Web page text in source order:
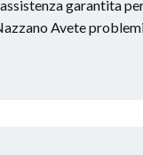
garantita
Avete